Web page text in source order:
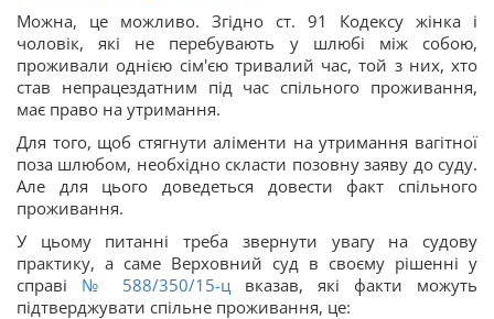
Можна, це можливо. Згідно ст. 91 Кодексу жінка і
чоловік, які не перебувають у шлюбі між собою,
проживали однією сім'єю тривалий час, той з них, хто
став непрацездатним під час спільного проживання,
має право на утримання.
Для того, щоб стягнути аліменти на утримання вагітної
поза шлюбом, необхідно скласти позовну заяву до суду.
Але для цього доведеться довести факт спільного
проживання.
У цьому питанні треба звернути увагу на судову
практику, а саме Верховний суд в своєму рішенні у
справі № 588/350/15-ц вказав, які факти можуть
підтверджувати спільне проживання, це: